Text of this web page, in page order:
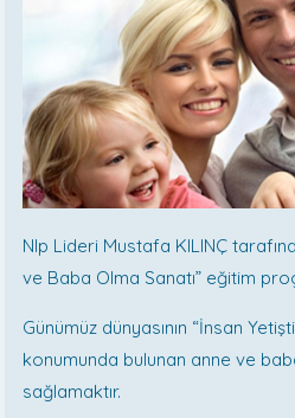
Nlp Lideri Mustafa KILINÇ
ve Baba Olma Sanatı” eğitim
Günümüz dünyasının “İnsan
konumunda bulunan anne ve
sağlamaktır.